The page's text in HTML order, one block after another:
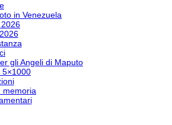
in Venezuela
gli Angeli di Maputo
5×1000
memoria